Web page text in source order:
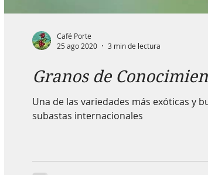
Granos de
Una de las variedades más exóticas y
subastas internacionales
Café Porte
25 ago 2020
3 min de lectura